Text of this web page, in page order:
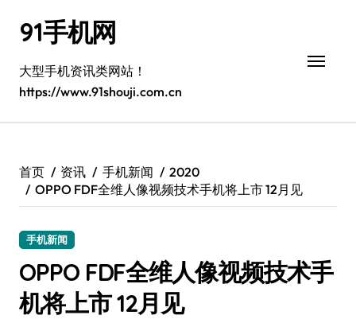
91手机网
大型手机资讯类网站！
https://www.91shouji.com.cn
首页 资讯 手机新闻
2020
OPPO FDF全维人像视频技术手机将上市 12月见
手机新闻
OPPO FDF全维人像视频技术手
机将上市 12月见